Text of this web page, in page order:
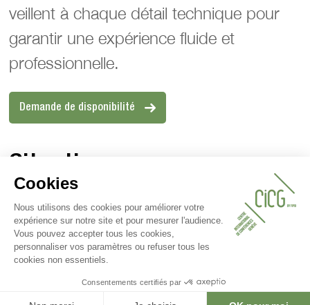
veillent à chaque détail technique pour
garantir une expérience fluide et
professionnelle.
Demande de disponibilité
Situation